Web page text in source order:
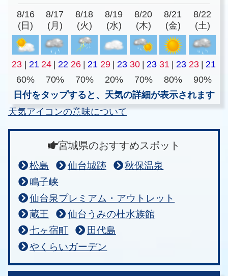
8/16
(日)
8/17
(月)
8/18
(火)
8/19
(水)
8/20
(木)
8/21
(金)
8/22
(土)
23 | 21 24 | 22 26 | 21 29 | 23 30 | 23 31 | 23 23 | 21
60%
70% 70% 20% 70% 80%
90%
日付をタップすると、天気の詳細が表示されます
天気アイコンの意味について
宮城県のおすすめスポット
松島 仙台城跡
秋保温泉
鳴子峡
仙台泉プレミアム・アウトレット
蔵王
仙台うみの杜水族館
七ヶ宿町
田代島
やくらいガーデン